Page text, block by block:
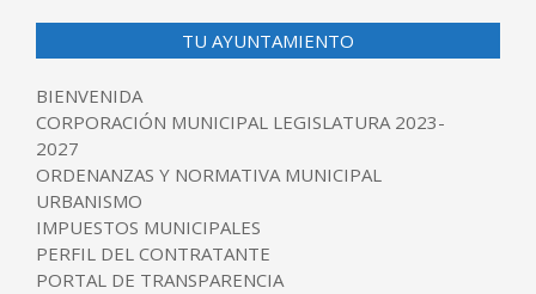
TU AYUNTAMIENTO
BIENVENIDA
CORPORACIÓN MUNICIPAL LEGISLATURA 2023-
2027
ORDENANZAS Y NORMATIVA MUNICIPAL
URBANISMO
IMPUESTOS MUNICIPALES
PERFIL DEL CONTRATANTE
PORTAL DE TRANSPARENCIA